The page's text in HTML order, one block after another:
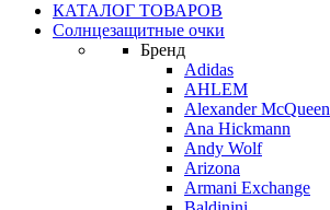
КАТАЛОГ ТОВАРОВ
Солнцезащитные очки
Бренд
Adidas
AHLEM
Alexander McQueen
Ana Hickmann
Andy Wolf
Arizona
Armani Exchange